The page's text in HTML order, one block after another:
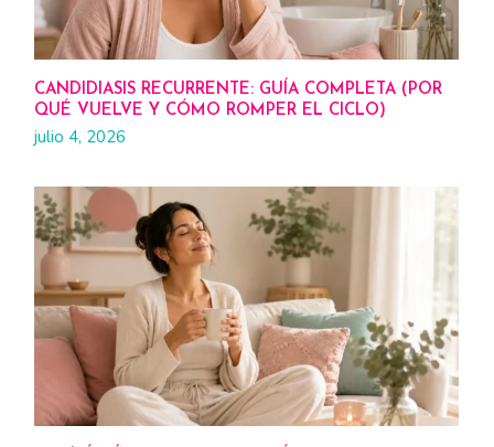
CANDIDIASIS RECURRENTE: GUÍA COMPLETA (POR
QUÉ VUELVE Y CÓMO ROMPER EL CICLO)
julio 4, 2026